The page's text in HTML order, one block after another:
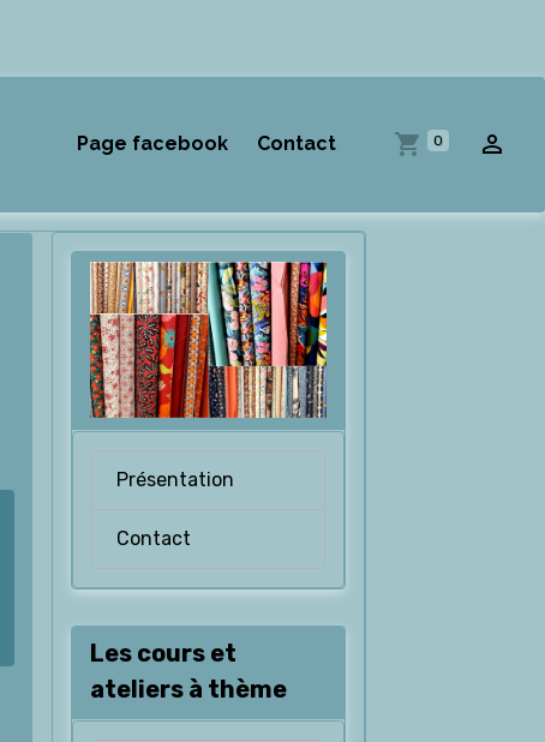
Page facebook Contact 0
Présentation
Contact
Les cours et
ateliers à thème